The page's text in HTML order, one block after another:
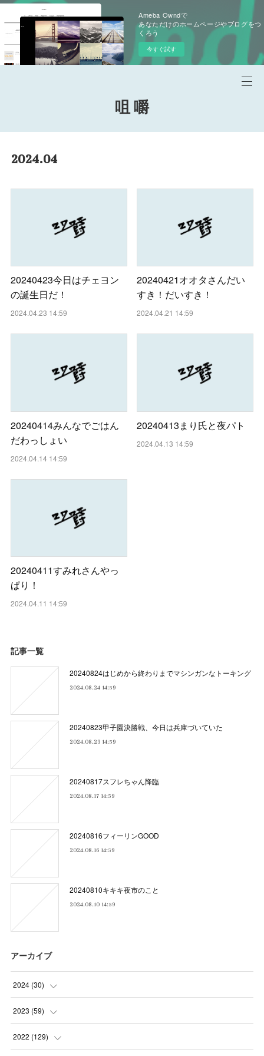
Ameba Owndで
あなただけのホームページやブログをつ
くろう
今すぐ試す
咀 嚼
2024.04
20240423今日はチェヨン
の誕生日だ！
2024.04.23 14:59
20240421オオタさんだい
すき！だいすき！
2024.04.21 14:59
20240414みんなでごはん
だわっしょい
2024.04.14 14:59
20240413まり氏と夜パト
2024.04.13 14:59
20240411すみれさんやっ
ぱり！
2024.04.11 14:59
記事一覧
20240824はじめから終わりまでマシンガンなトーキング
2024.08.24 14:59
20240823甲子園決勝戦、今日は兵庫づいていた
2024.08.23 14:59
20240817スフレちゃん降臨
2024.08.17 14:59
20240816フィーリンGOOD
2024.08.16 14:59
20240810キキキ夜市のこと
2024.08.10 14:59
アーカイブ
2024 (30)
(5
(4)
2023 (59)
(4)
2022 (129)